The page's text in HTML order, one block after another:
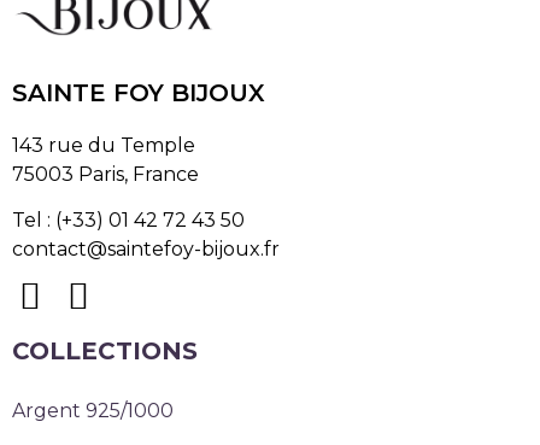
SAINTE FOY BIJOUX
143 rue du Temple
75003 Paris, France
Tel : (+33) 01 42 72 43 50
contact@saintefoy-bijoux.fr
COLLECTIONS
Argent 925/1000